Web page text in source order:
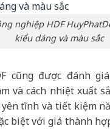
nghiệp HDF
kiểu dáng và màu sắc
cũng được đánh
và cách nhiệt xuất
tĩnh và tiết kiệm
biệt với giá thành